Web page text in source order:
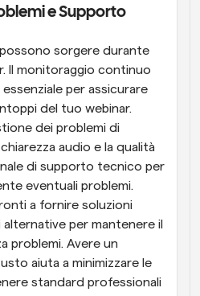
e Supporto
sorgere durante
Il monitoraggio continuo
per assicurare
del tuo webinar.
dei problemi di
audio e la qualità
di supporto tecnico per
eventuali problemi.
a fornire soluzioni
per mantenere il
problemi. Avere un
aiuta a minimizzare le
standard professionali